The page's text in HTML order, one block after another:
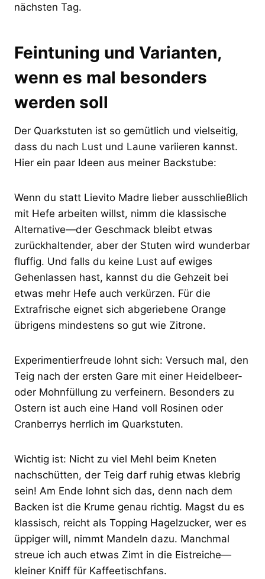
nächsten Tag.
Feintuning und Varianten,
wenn es mal besonders
werden soll
Der Quarkstuten ist so gemütlich und vielseitig,
dass du nach Lust und Laune variieren kannst.
Hier ein paar Ideen aus meiner Backstube:
Wenn du statt Lievito Madre lieber ausschließlich
mit Hefe arbeiten willst, nimm die klassische
Alternative—der Geschmack bleibt etwas
zurückhaltender, aber der Stuten wird wunderbar
fluffig. Und falls du keine Lust auf ewiges
Gehenlassen hast, kannst du die Gehzeit bei
etwas mehr Hefe auch verkürzen. Für die
Extrafrische eignet sich abgeriebene Orange
übrigens mindestens so gut wie Zitrone.
Experimentierfreude lohnt sich: Versuch mal, den
Teig nach der ersten Gare mit einer Heidelbeer-
oder Mohnfüllung zu verfeinern. Besonders zu
Ostern ist auch eine Hand voll Rosinen oder
Cranberrys herrlich im Quarkstuten.
Wichtig ist: Nicht zu viel Mehl beim Kneten
nachschütten, der Teig darf ruhig etwas klebrig
sein! Am Ende lohnt sich das, denn nach dem
Backen ist die Krume genau richtig. Magst du es
klassisch, reicht als Topping Hagelzucker, wer es
üppiger will, nimmt Mandeln dazu. Manchmal
streue ich auch etwas Zimt in die Eistreiche—
kleiner Kniff für Kaffeetischfans.